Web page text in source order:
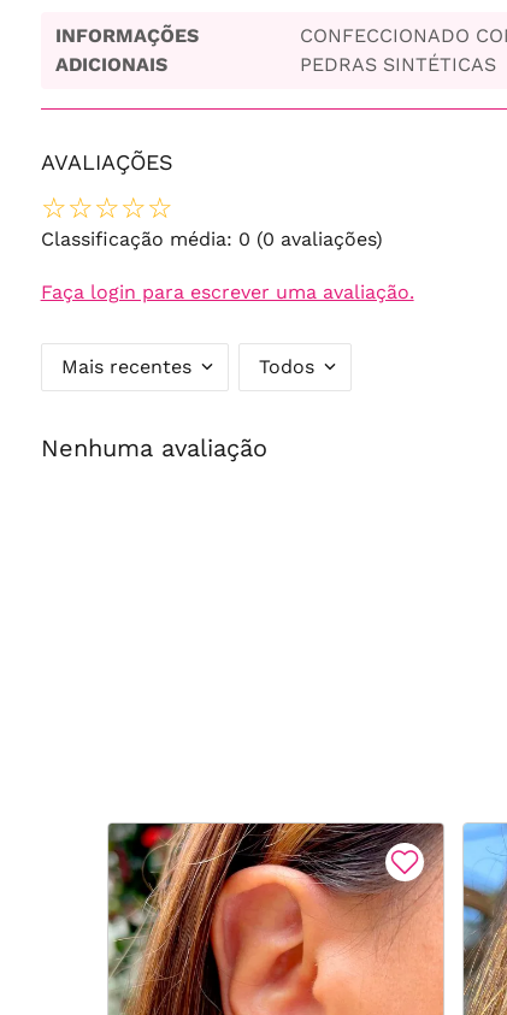
INFORMAÇÕES
ADICIONAIS
CONFECCIONADO
PEDRAS SINTÉTICAS
AVALIAÇÕES
☆☆☆☆☆
Classificação média: 0 (0 avaliações)
Faça login para escrever uma avaliação.
Mais recentes Todos
Nenhuma avaliação